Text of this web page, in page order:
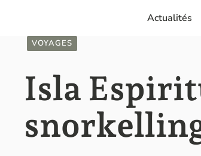
contenu
Actualités
VOYAGES
Isla